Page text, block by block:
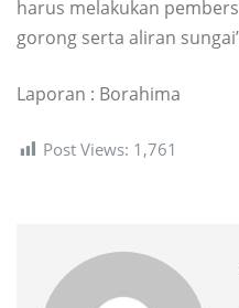
harus melakukan
gorong serta aliran
Laporan : Borahima
Post Views: 1,761